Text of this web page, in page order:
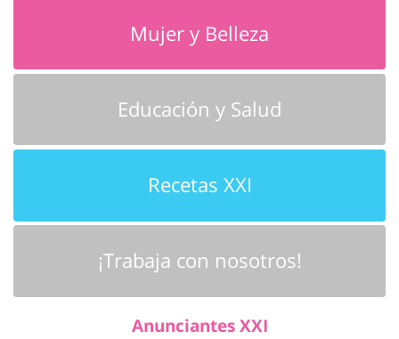
Mujer y Belleza
Educación y Salud
Recetas XXI
¡Trabaja con nosotros!
Anunciantes XXI